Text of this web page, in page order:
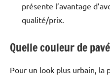
présente l’avantage
qualité/prix.
Quelle couleur de
Pour un look plus urbain,